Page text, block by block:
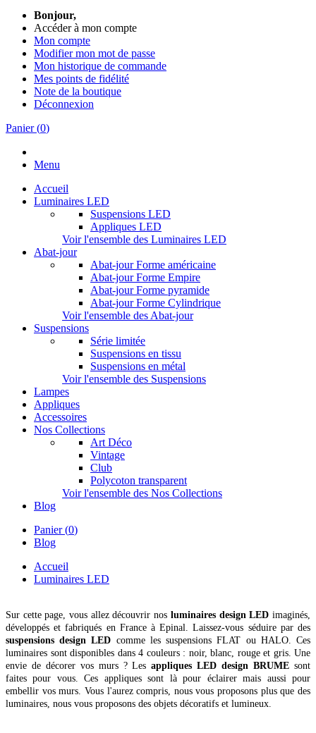
Bonjour,
Accéder à mon compte
Mon compte
Modifier mon mot de passe
Mon historique de commande
Mes points de fidélité
Note de la boutique
Déconnexion
Panier(0)
Menu
Accueil
Luminaires LED
Suspensions LED
Appliques LED
Voir l'ensemble des Luminaires LED
Abat-jour
Abat-jour Forme américaine
Abat-jour Forme Empire
Abat-jour Forme pyramide
Abat-jour Forme Cylindrique
Voir l'ensemble des Abat-jour
Suspensions
Série limitée
Suspensions en tissu
Suspensions en métal
Voir l'ensemble des Suspensions
Lampes
Appliques
Accessoires
Nos Collections
Art Déco
Vintage
Club
Polycoton transparent
Voir l'ensemble des Nos Collections
Blog
Panier (0)
Blog
Accueil
Luminaires LED
Sur cette page, vous allez découvrir nos luminaires design LED imaginés,
développés et fabriqués en France à Epinal.Laissez-vous séduire par des
suspensions design LED comme les suspensions FLAT ou HALO. Ces
luminaires sont disponibles dans 4 couleurs : noir, blanc, rouge et gris. Une
envie de décorer vos murs ? Lesappliques LED design BRUME sont
faites pour vous. Ces appliques sont là pour éclairer mais aussi pour
embellir vos murs. Vous l'aurez compris, nous vous proposons plus que des
luminaires, nous vous proposons des objets décoratifs et lumineux.